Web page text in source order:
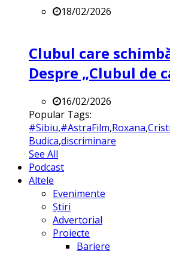
18/02/2026
Clubul care
Despre „Clubul de
16/02/2026
Popular Tags:
#Sibiu,#AstraFilm,Roxana,
Budica,discriminare
See All
Podcast
Altele
Evenimente
Știri
Advertorial
Proiecte
Bariere